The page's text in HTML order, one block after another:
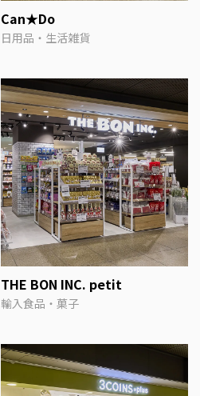
Can★Do
日用品・生活雑貨
THE BON INC. petit
輸入食品・菓子